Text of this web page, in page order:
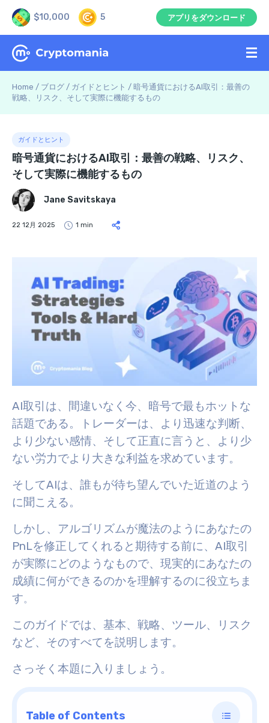
$10,000 5 アプリをダウンロード
Home / ブログ / ガイドとヒント / 暗号通貨におけるAI取引：最善の
戦略、リスク、そして実際に機能するもの
ガイドとヒント
暗号通貨におけるAI取引：最善の戦略、リスク、
そして実際に機能するもの
Jane Savitskaya
22 12月 2025 1 min
AI取引は、間違いなく今、暗号で最もホットな
話題である。トレーダーは、より迅速な判断、
より少ない感情、そして正直に言うと、より少
ない労力でより大きな利益を求めています。
そしてAIは、誰もが待ち望んでいた近道のよう
に聞こえる。
しかし、アルゴリズムが魔法のようにあなたの
PnLを修正してくれると期待する前に、AI取引
が実際にどのようなもので、現実的にあなたの
成績に何ができるのかを理解するのに役立ちま
す。
このガイドでは、基本、戦略、ツール、リスク
など、そのすべてを説明します。
さっそく本題に入りましょう。
Table of Contents